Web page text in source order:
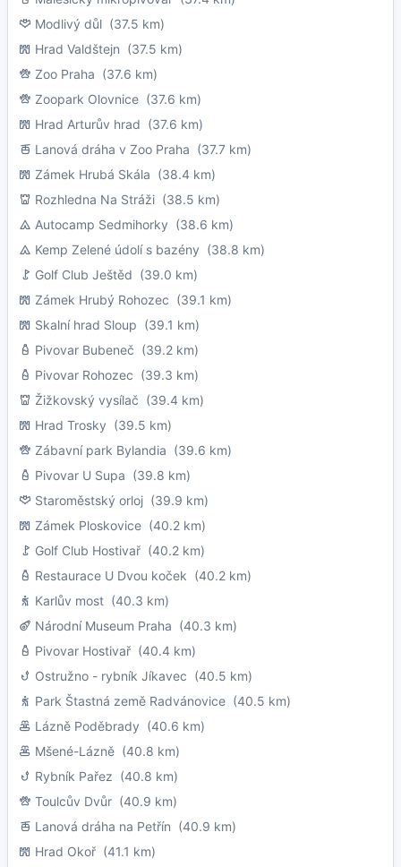
Modlivý důl (37.5 km)
Hrad Valdštejn (37.5 km)
Zoo Praha (37.6 km)
Zoopark Olovnice (37.6 km)
Hrad Arturův hrad (37.6 km)
Lanová dráha v Zoo Praha (37.7 km)
Zámek Hrubá Skála (38.4 km)
Rozhledna Na Stráži (38.5 km)
Autocamp Sedmihorky (38.6 km)
Kemp Zelené údolí s bazény (38.8 km)
Golf Club Ještěd (39.0 km)
Zámek Hrubý Rohozec (39.1 km)
Skalní hrad Sloup (39.1 km)
Pivovar Bubeneč (39.2 km)
Pivovar Rohozec (39.3 km)
Žižkovský vysílač (39.4 km)
Hrad Trosky (39.5 km)
Zábavní park Bylandia (39.6 km)
Pivovar U Supa (39.8 km)
Staroměstský orloj (39.9 km)
Zámek Ploskovice (40.2 km)
Golf Club Hostivař (40.2 km)
Restaurace U Dvou koček (40.2 km)
Karlův most (40.3 km)
Národní Museum Praha (40.3 km)
Pivovar Hostivař (40.4 km)
Ostružno - rybník Jíkavec (40.5 km)
Park Štastná země Radvánovice (40.5 km)
Lázně Poděbrady (40.6 km)
Mšené-Lázně (40.8 km)
Rybník Pařez (40.8 km)
Toulcův Dvůr (40.9 km)
Lanová dráha na Petřín (40.9 km)
Hrad Okoř (41.1 km)